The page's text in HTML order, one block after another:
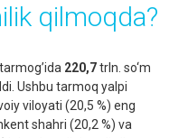
qilmoqda?
220,7trln. so‘m
Ushbu tarmoq yalpi
viloyati (20,5 %) eng
shahri (20,2 %) va